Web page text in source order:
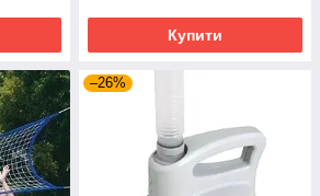
Купити
–26%